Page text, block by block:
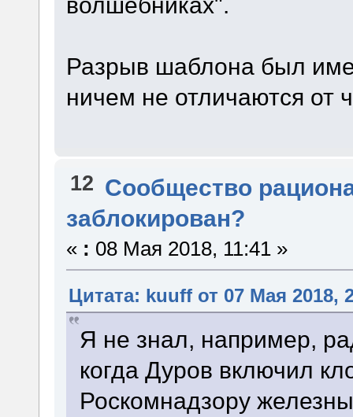
Разрыв шаблона был
ничем не отличаются от
12 Сообщество
заблокирован?
« : 08 Мая 2018, 11:41 »
Цитата: kuuff от 07 Мая 2018,
Я не знал, например,
когда Дуров включил
Роскомнадзору